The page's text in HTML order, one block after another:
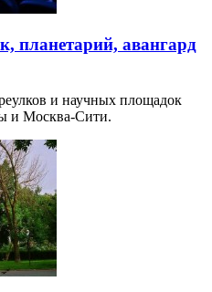
планетарий, авангард
и научных площадок
и Москва-Сити.